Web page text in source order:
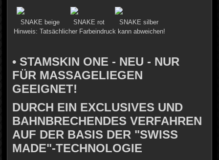
SNAKE beige SNAKE rot
SNAKE silber
Hinweis: Tatsächlicher Farbeindruck kann abweichen!
• STAMSKIN ONE - NEU - NUR
FÜR MASSAGELIEGEN
GEEIGNET!
DURCH EIN EXCLUSIVES UND
BAHNBRECHENDES VERFAHREN
AUF DER BASIS DER "SWISS
MADE"-TECHNOLOGIE